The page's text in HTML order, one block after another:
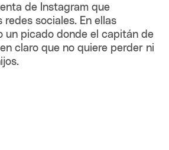
de Instagram que
redes sociales. En ellas
un picado donde el capitán de
claro que no quiere perder ni